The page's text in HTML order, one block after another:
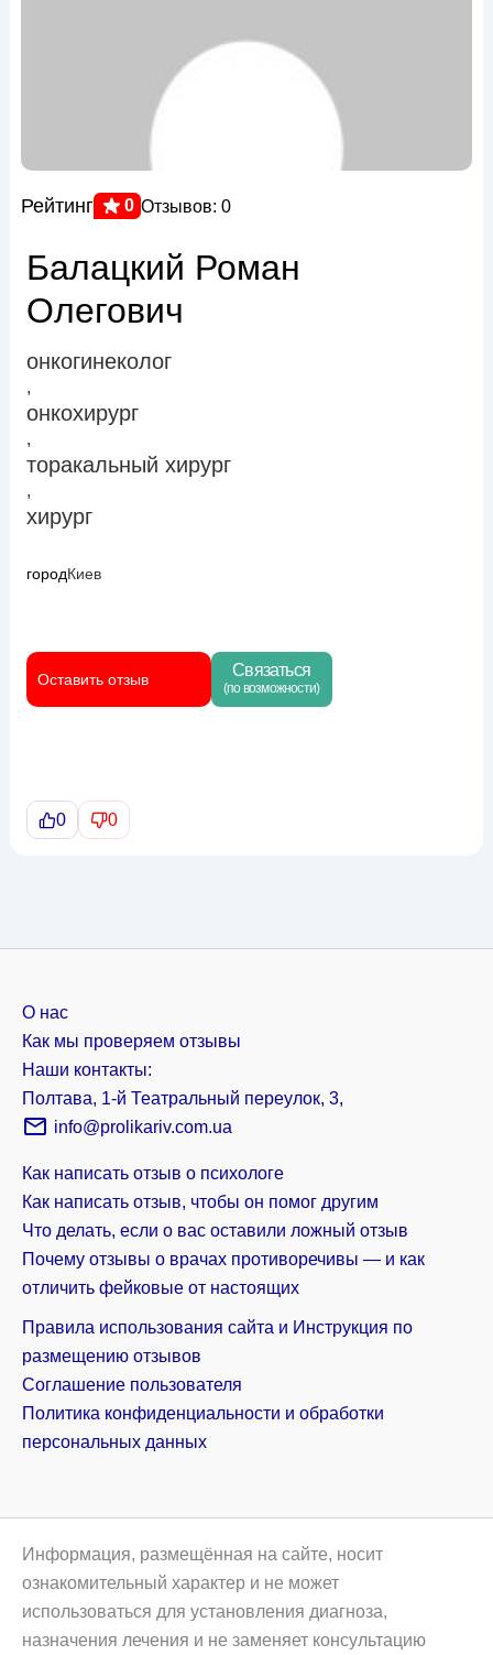
Рейтинг 0 Отзывов: 0
Балацкий Роман
Олегович
онкогинеколог
,
онкохирург
,
торакальный хирург
,
хирург
городКиев
Оставить отзыв Связаться
(по возможности)
0 0
О нас
Как мы проверяем отзывы
Наши контакты:
Полтава, 1-й Театральный переулок, 3,
info@prolikariv.com.ua
Как написать отзыв о психологе
Как написать отзыв, чтобы он помог другим
Что делать, если о вас оставили ложный отзыв
Почему отзывы о врачах противоречивы — и как
отличить фейковые от настоящих
Правила использования сайта и Инструкция по
размещению отзывов
Соглашение пользователя
Политика конфиденциальности и обработки
персональных данных
Информация, размещённая на сайте, носит
ознакомительный характер и не может
использоваться для установления диагноза,
назначения лечения и не заменяет консультацию